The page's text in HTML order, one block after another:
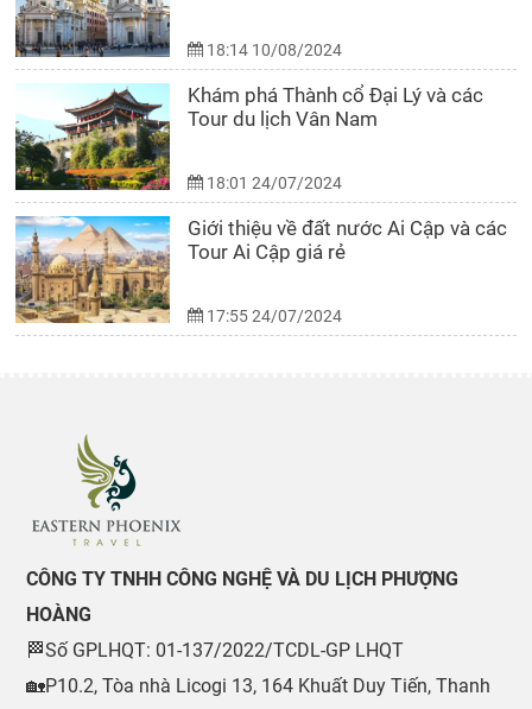
18:14 10/08/2024
Khám phá Thành cổ Đại Lý và các
Tour du lịch Vân Nam
18:01 24/07/2024
Giới thiệu về đất nước Ai Cập và các
Tour Ai Cập giá rẻ
17:55 24/07/2024
CÔNG TY TNHH CÔNG NGHỆ VÀ DU LỊCH PHƯỢNG
HOÀNG
🏁Số GPLHQT: 01-137/2022/TCDL-GP LHQT
🏡P10.2, Tòa nhà Licogi 13, 164 Khuất Duy Tiến, Thanh